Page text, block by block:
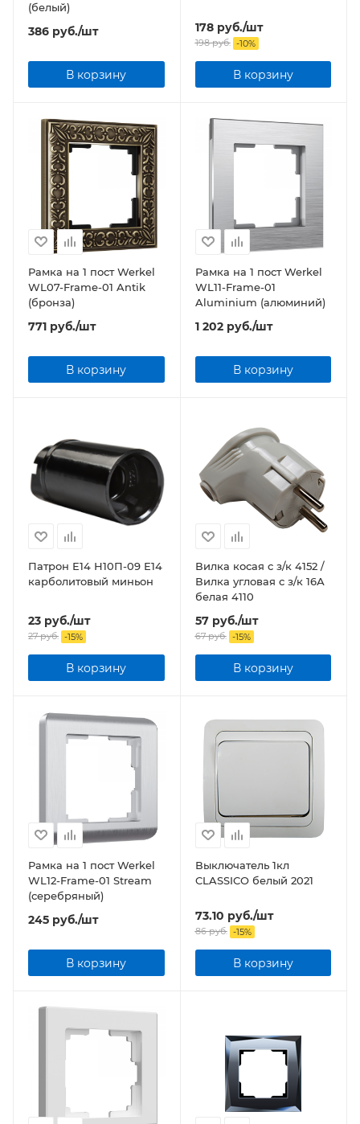
(белый)
386 руб./шт
В корзину
178руб./шт
198руб. -10%
В корзину
Рамка на 1 пост Werkel
WL07-Frame-01 Antik
(бронза)
771 руб./шт
В корзину
Рамка на 1 пост Werkel
WL11-Frame-01
Aluminium (алюминий)
1 202руб./шт
В корзину
Патрон Е14 Н10П-09 Е14
карболитовый миньон
23 руб./шт
27руб. -15%
В корзину
Вилка косая с з/к 4152 /
Вилка угловая с з/к 16А
белая 4110
57руб./шт
67руб. -15%
В корзину
Рамка на 1 пост Werkel
WL12-Frame-01 Stream
(серебряный)
245 руб./шт
В корзину
Выключатель 1кл
CLASSICO белый 2021
73.10 руб./шт
86руб. -15%
В корзину